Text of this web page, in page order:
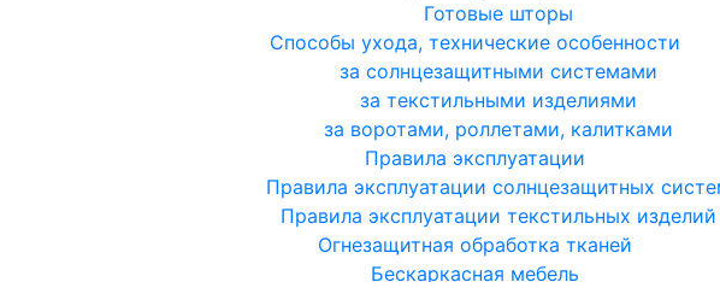
Готовые шторы
Способы ухода, технические особенности
за солнцезащитными системами
за текстильными изделиями
за воротами, роллетами, калитками
Правила эксплуатации
Правила эксплуатации солнцезащитных
Правила эксплуатации текстильных изделий
Огнезащитная обработка тканей
Бескаркасная мебель